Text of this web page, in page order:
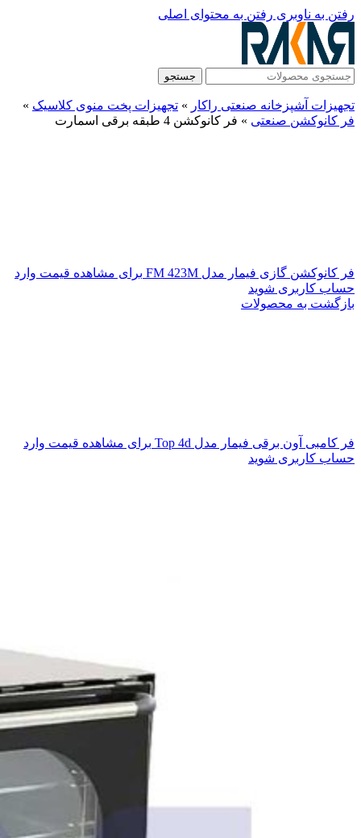
رفتن به ناوبری رفتن به محتوای اصلی
جستجو
تجهیزات آشپزخانه صنعتی راکار » تجهیزات پخت منوی کلاسیک »
فر کانوکشن صنعتی » فر کانوکشن 4 طبقه برقی اسمارت
فر کانوکشن گازی فیمار مدل FM 423M
برای مشاهده قیمت وارد
حساب کاربری شوید
بازگشت به محصولات
فر کامبی آون برقی فیمار مدل Top 4d
برای مشاهده قیمت وارد
حساب کاربری شوید